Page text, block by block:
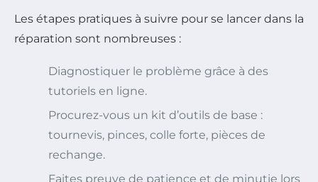
Les étapes pratiques à suivre pour se lancer dans la
réparation sont nombreuses :
Diagnostiquer le problème grâce à des
tutoriels en ligne.
Procurez-vous un kit d’outils de base :
tournevis, pinces, colle forte, pièces de
rechange.
Faites preuve de patience et de minutie lors